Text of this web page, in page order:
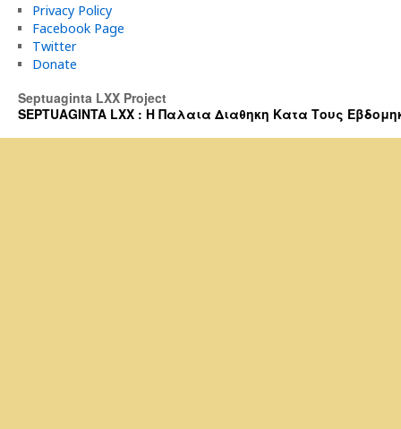
Privacy Policy
Facebook Page
Twitter
Donate
Septuaginta LXX Project
SEPTUAGINTA LXX : Η Παλαια Διαθηκη Κατα Τους